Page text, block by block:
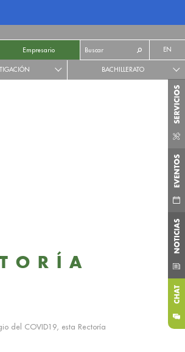
Empresario EN
BACHILLERATO
del COVID19, esta Rectoría